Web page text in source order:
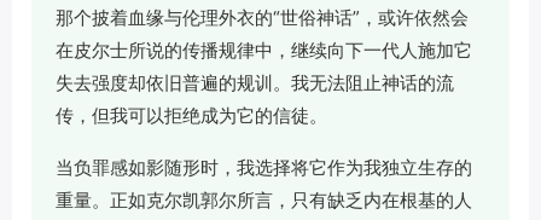
那个披着血缘与伦理外衣的“世俗神话”，或许依然会
在皮尔士所说的传播规律中，继续向下一代人施加它
失去强度却依旧普遍的规训。我无法阻止神话的流
传，但我可以拒绝成为它的信徒。
当负罪感如影随形时，我选择将它作为我独立生存的
重量。正如克尔凯郭尔所言，只有缺乏内在根基的人